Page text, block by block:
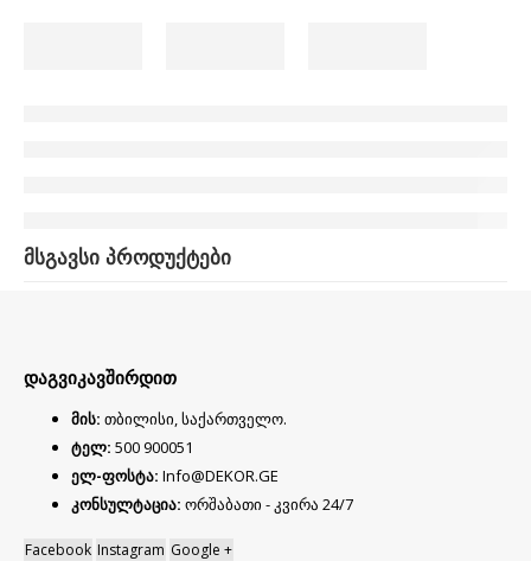
მსგავსი პროდუქტები
დაგვიკავშირდით
მის: თბილისი, საქართველო.
ტელ: 500 900051
ელ-ფოსტა: Info@DEKOR.GE
კონსულტაცია: ორშაბათი - კვირა 24/7
Facebook Instagram Google +